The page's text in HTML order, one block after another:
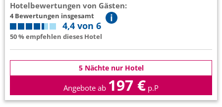
Hotelbewertungen von Gästen:
4 Bewertungen insgesamt
4,4 von 6
50 % empfehlen dieses Hotel
5 Nächte nur Hotel
Angebote ab 197 € p.P